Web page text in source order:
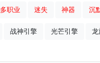
多职业 迷失 神器 沉
战神引擎 光芒引擎 龙